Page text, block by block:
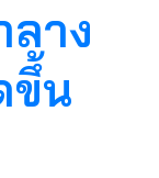
าง
ขึ้น